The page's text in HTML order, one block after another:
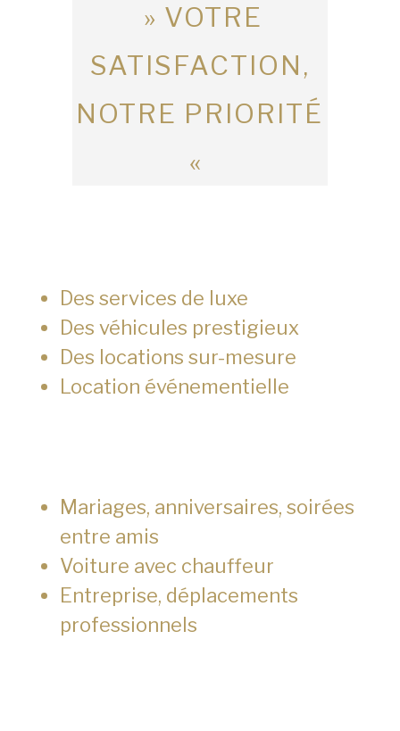
» VOTRE
SATISFACTION,
NOTRE PRIORITÉ
«
Des services de luxe
Des véhicules prestigieux
Des locations sur-mesure
Location événementielle
Mariages, anniversaires, soirées
entre amis
Voiture avec chauffeur
Entreprise, déplacements
professionnels